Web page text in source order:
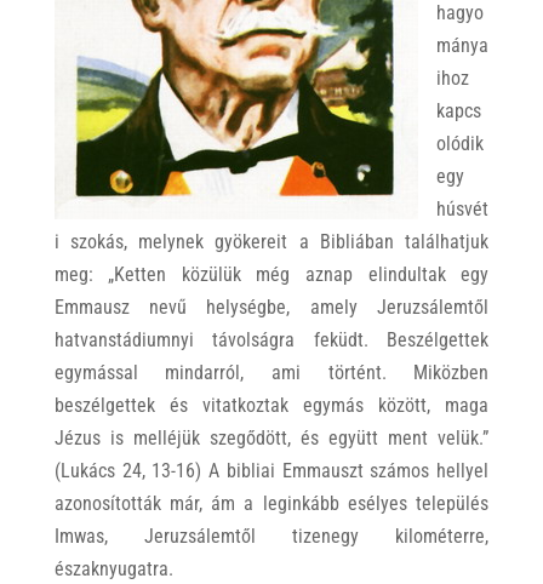
hagyo
mánya
ihoz
kapcs
olódik
egy
húsvét
i szokás, melynek gyökereit a Bibliában találhatjuk
meg: „Ketten közülük még aznap elindultak egy
Emmausz nevű helységbe, amely Jeruzsálemtől
hatvanstádiumnyi távolságra feküdt. Beszélgettek
egymással mindarról, ami történt. Miközben
beszélgettek és vitatkoztak egymás között, maga
Jézus is melléjük szegődött, és együtt ment velük.”
(Lukács 24, 13-16) A bibliai Emmauszt számos hellyel
azonosították már, ám a leginkább esélyes település
Imwas, Jeruzsálemtől tizenegy kilométerre,
északnyugatra.